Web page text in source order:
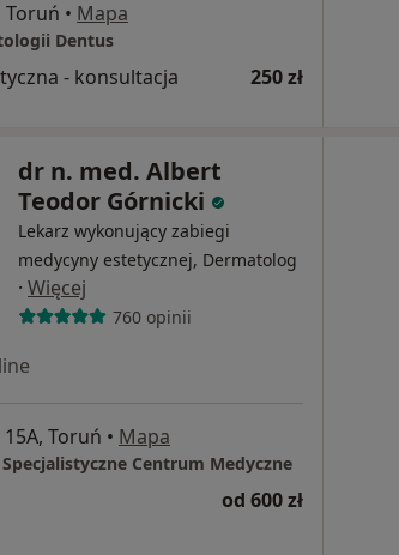
Toruń • Mapa
Dentus
- konsultacja 250 zł
dr n. med. Albert
Teodor Górnicki
Lekarz wykonujący zabiegi
medycyny estetycznej, Dermatolog
· Więcej
760 opinii
Toruń • Mapa
Centrum Medyczne
od 600 zł